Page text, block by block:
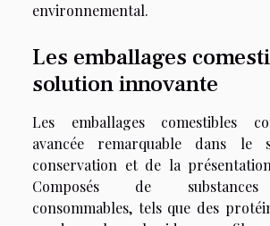
environnemental.
Les emballages
solution innovante
Les emballages comestibles
avancée remarquable dans le
conservation et de la
Composés de substances
consommables, tels que des